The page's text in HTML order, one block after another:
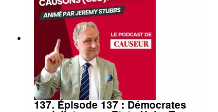
137. Épisode 137 : Démocrates